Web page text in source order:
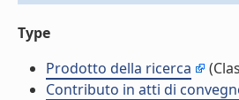
Type
Prodotto della ricerca
Contributo in atti di